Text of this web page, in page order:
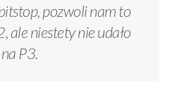
pozwoli nam to
ale niestety nie udało
P3.